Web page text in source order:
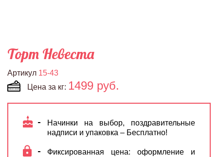
Торт Невеста
Артикул 15-43
Цена за кг: 1499 руб.
Начинки на выбор, поздравительные
надписи и упаковка – Бесплатно!
Фиксированная цена: оформление и